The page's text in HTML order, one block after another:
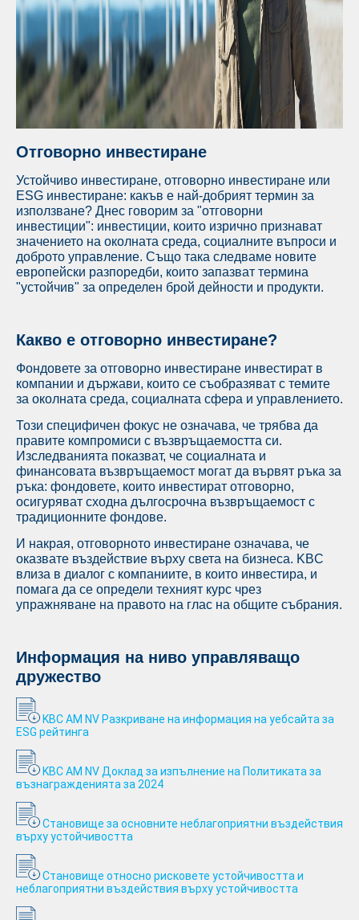
Отговорно инвестиране
Устойчиво инвестиране, отговорно инвестиране или
ESG инвестиране: какъв е най-добрият термин за
използване? Днес говорим за "отговорни
инвестиции": инвестиции, които изрично признават
значението на околната среда, социалните въпроси и
доброто управление. Също така следваме новите
европейски разпоредби, които запазват термина
"устойчив" за определен брой дейности и продукти.
Какво е отговорно инвестиране?
Фондовете за отговорно инвестиране инвестират в
компании и държави, които се съобразяват с темите
за околната среда, социалната сфера и управлението.
Този специфичен фокус не означава, че трябва да
правите компромиси с възвръщаемостта си.
Изследванията показват, че социалната и
финансовата възвръщаемост могат да вървят ръка за
ръка: фондовете, които инвестират отговорно,
осигуряват сходна дългосрочна възвръщаемост с
традиционните фондове.
И накрая, отговорното инвестиране означава, че
оказвате въздействие върху света на бизнеса. KBC
влиза в диалог с компаниите, в които инвестира, и
помага да се определи техният курс чрез
упражняване на правото на глас на общите събрания.
Информация на ниво управляващо
дружество
KBC AM NV Разкриване на информация на уебсайта за
ESG рейтинга
KBC AM NV Доклад за изпълнение на Политиката за
възнагражденията за 2024
Становище за основните неблагоприятни въздействия
върху устойчивостта
Становище относно рисковете устойчивостта и
неблагоприятни въздействия върху устойчивостта